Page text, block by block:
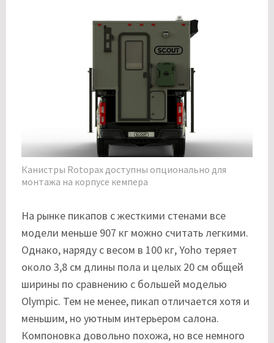
Канистры Rotopax доступны опционально для
монтажа на корпусе кемпера
На рынке пикапов с жесткими стенами все
модели меньше 907 кг можно считать легкими.
Однако, наряду с весом в 100 кг, Yoho теряет
около 3,8 см длины пола и целых 20 см общей
ширины по сравнению с большей моделью
Olympic. Тем не менее, пикап отличается хотя и
меньшим, но уютным интерьером салона.
Компоновка довольно похожа, но все немного